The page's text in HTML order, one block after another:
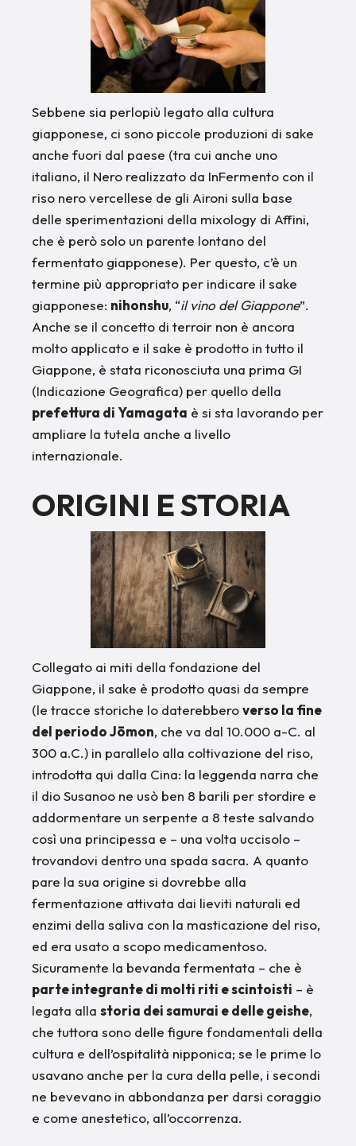
Sebbene sia perlopiù legato alla cultura
giapponese, ci sono piccole produzioni di sake
anche fuori dal paese (tra cui anche uno
italiano, il Nero realizzato da InFermento con il
riso nero vercellese de gli Aironi sulla base
delle sperimentazioni della mixology di Affini,
che è però solo un parente lontano del
fermentato giapponese). Per questo, c’è un
termine più appropriato per indicare il sake
giapponese: nihonshu, “il vino del Giappone”.
Anche se il concetto di terroir non è ancora
molto applicato e il sake è prodotto in tutto il
Giappone, è stata riconosciuta una prima GI
(Indicazione Geografica) per quello della
prefettura di Yamagata è si sta lavorando per
ampliare la tutela anche a livello
internazionale.
ORIGINI E STORIA
Collegato ai miti della fondazione del
Giappone, il sake è prodotto quasi da sempre
(le tracce storiche lo daterebberoverso la fine
del periodo Jōmon, che va dal 10.000 a-C. al
300 a.C.) in parallelo alla coltivazione del riso,
introdotta qui dalla Cina: la leggenda narra che
il dio Susanoo ne usò ben 8 barili per stordire e
addormentare un serpente a 8 teste salvando
così una principessa e – una volta uccisolo –
trovandovi dentro una spada sacra. A quanto
pare la sua origine si dovrebbe alla
fermentazione attivata dai lieviti naturali ed
enzimi della saliva con la masticazione del riso,
ed era usato a scopo medicamentoso.
Sicuramente la bevanda fermentata – che è
parte integrante di molti riti e scintoisti – è
legata alla storia dei samurai e delle geishe,
che tuttora sono delle figure fondamentali della
cultura e dell’ospitalità nipponica; se le prime lo
usavano anche per la cura della pelle, i secondi
ne bevevano in abbondanza per darsi coraggio
e come anestetico, all’occorrenza.